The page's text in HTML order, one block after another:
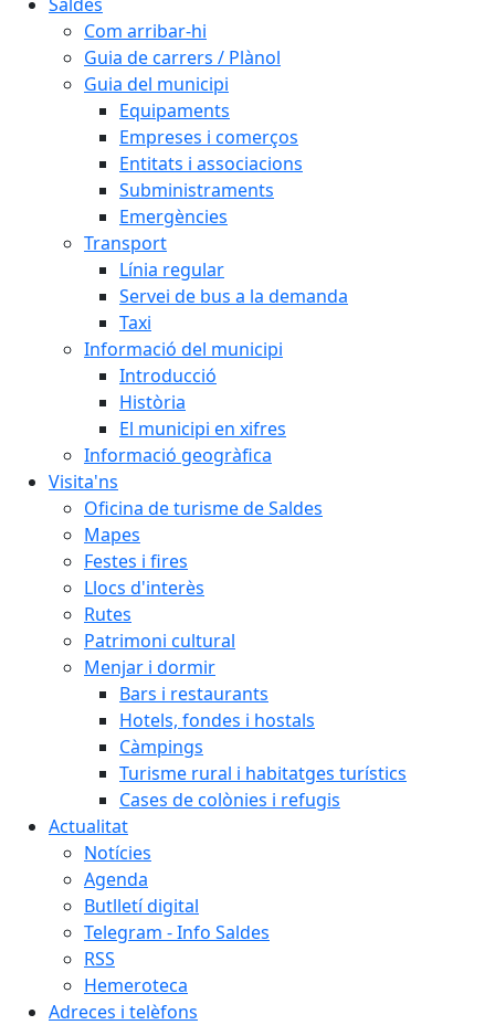
Com arribar-hi
Guia de carrers / Plànol
Guia del municipi
Equipaments
Empreses i comerços
Entitats i associacions
Subministraments
Emergències
Transport
Línia regular
Servei de bus a la demanda
Taxi
Informació del municipi
Introducció
Història
El municipi en xifres
Informació geogràfica
Visita'ns
Oficina de turisme de Saldes
Mapes
Festes i fires
Llocs d'interès
Rutes
Patrimoni cultural
Menjar i dormir
Bars i restaurants
Hotels, fondes i hostals
Càmpings
Turisme rural i habitatges turístics
Cases de colònies i refugis
Actualitat
Notícies
Agenda
Butlletí digital
Telegram - Info Saldes
RSS
Hemeroteca
Adreces i telèfons